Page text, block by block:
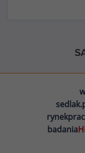
badania